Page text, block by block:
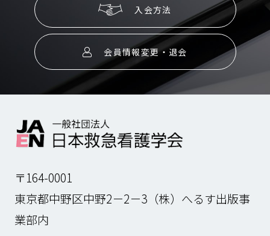
入会方法
会員情報変更・退会
〒164-0001
東京都中野区中野2－2－3（株）へるす出版事
業部内